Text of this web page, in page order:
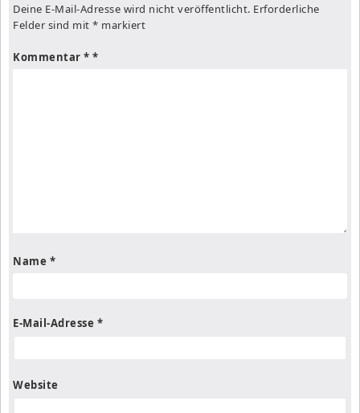
Deine E-Mail-Adresse wird nicht veröffentlicht. Erforderliche
Felder sind mit * markiert
Kommentar *
Name *
E-Mail-Adresse *
Website